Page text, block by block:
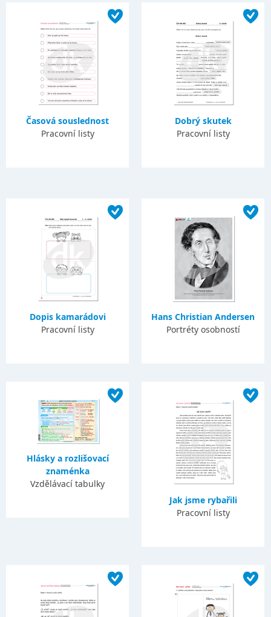
Časová souslednost
Pracovní listy
Dobrý skutek
Pracovní listy
Dopis kamarádovi
Pracovní listy
Hans Christian Andersen
Portréty osobností
Hlásky a rozlišovací
znaménka
Vzdělávací tabulky
Jak jsme rybařili
Pracovní listy